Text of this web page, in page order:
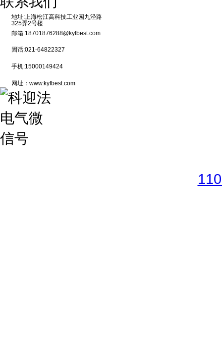
地址:上海松江高科技工业园九泾路
325弄2号楼
邮箱:18701876288@kyfbest.com
固话:021-64822327
手机:15000149424
网址：www.kyfbest.com